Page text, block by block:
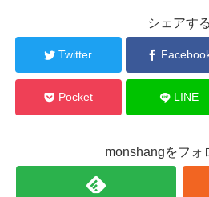
シェアする
Twitter
Pocket LINE
monshangをフォ